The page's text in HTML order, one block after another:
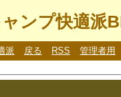
ンプ快適派
派 戻る RSS 管理者用